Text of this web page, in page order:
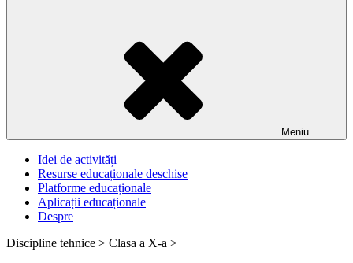
Meniu
Idei de activități
Resurse educaționale deschise
Platforme educaționale
Aplicații educaționale
Despre
Discipline tehnice > Clasa a X-a >